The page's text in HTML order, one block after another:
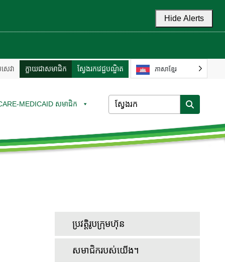
Hide Alerts
េវា ក្លាយជាសមាជិក ស្វែងរកវេជ្ជបណ្ឌិត ភាសាខ្មែរ
MEDICAID សមាជិក
ប្រវត្តិរូបក្រុមហ៊ុន
សមាជិករបស់យើង។